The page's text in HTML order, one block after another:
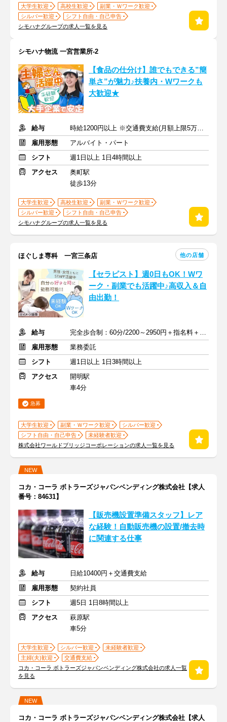
大学生歓迎 高校生歓迎
副業・Ｗワーク歓迎
シルバー歓迎
シフト自由・自己申告
シモハナグループの求人一覧を見る
シモハナ物流 一宮営業所-2
【食品の仕分け】誰でもできる”簡
単さ”が魅力♪扶養内・Wワークも
大歓迎★
給与
時給1200円以上 ※交通費支給(月額上限5万円まで)
雇用形態
アルバイト・パート
シフト
週1日以上 1日4時間以上
アクセス
奥町駅
徒歩13分
大学生歓迎 高校生歓迎
副業・Ｗワーク歓迎
シルバー歓迎
シフト自由・自己申告
シモハナグループの求人一覧を見る
ほぐしま専科 一宮三条店 他の店舗
【セラピスト】週0日もOK！Wワ
ーク・副業でも活躍中♪高収入＆自
由出勤！
給与
完全歩合制：60分/2200～2950円＋指名料＋インセンティブ
雇用形態
業務委託
シフト
週1日以上 1日3時間以上
アクセス
開明駅
車4分
急募
大学生歓迎 副業・Ｗワーク歓迎
シルバー歓迎
シフト自由・自己申告
未経験者歓迎
株式会社ワールドブリッジコーポレーションの求人一覧を見る
NEW
コカ・コーラ ボトラーズジャパンベンディング株式会社【求人
番号：84631】
【販売機設置準備スタッフ】レア
な経験！自動販売機の設置/撤去時
に関連する仕事
給与
日給10400円＋交通費支給
雇用形態
契約社員
シフト
週5日 1日8時間以上
アクセス
萩原駅
車5分
大学生歓迎 シルバー歓迎
未経験者歓迎
主婦(夫)歓迎
交通費支給
コカ・コーラ ボトラーズジャパンベンディング株式会社の求人一覧
を見る
NEW
コカ・コーラ ボトラーズジャパンベンディング株式会社【求人